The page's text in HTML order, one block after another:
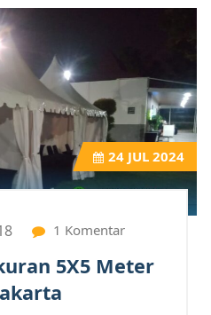
24 JUL 2024
1 Komentar
5X5 Meter